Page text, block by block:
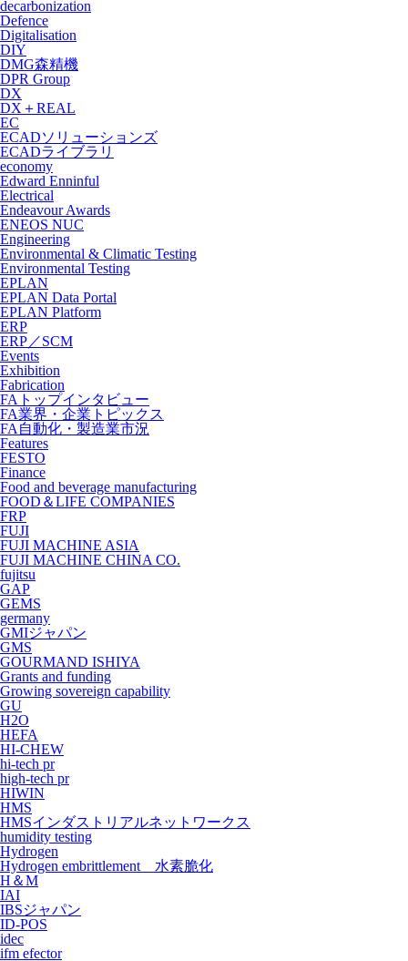
decarbonization
Defence
Digitalisation
DIY
DMG森精機
DPR Group
DX
DX＋REAL
EC
ECADソリューションズ
ECADライブラリ
economy
Edward Enninful
Electrical
Endeavour Awards
ENEOS NUC
Engineering
Environmental & Climatic Testing
Environmental Testing
EPLAN
EPLAN Data Portal
EPLAN Platform
ERP
ERP／SCM
Events
Exhibition
Fabrication
FAトップインタビュー
FA業界・企業トピックス
FA自動化・製造業市況
Features
FESTO
Finance
Food and beverage manufacturing
FOOD＆LIFE COMPANIES
FRP
FUJI
FUJI MACHINE ASIA
FUJI MACHINE CHINA CO.
fujitsu
GAP
GEMS
germany
GMIジャパン
GMS
GOURMAND ISHIYA
Grants and funding
Growing sovereign capability
GU
H2O
HEFA
HI-CHEW
hi-tech pr
high-tech pr
HIWIN
HMS
HMSインダストリアルネットワークス
humidity testing
Hydrogen
Hydrogen embrittlement 水素脆化
H＆M
IAI
IBSジャパン
ID-POS
idec
ifm efector